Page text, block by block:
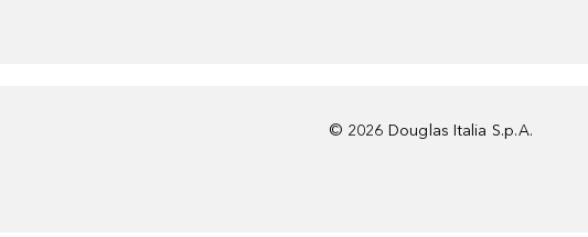
© 2026 Douglas Italia S.p.A.